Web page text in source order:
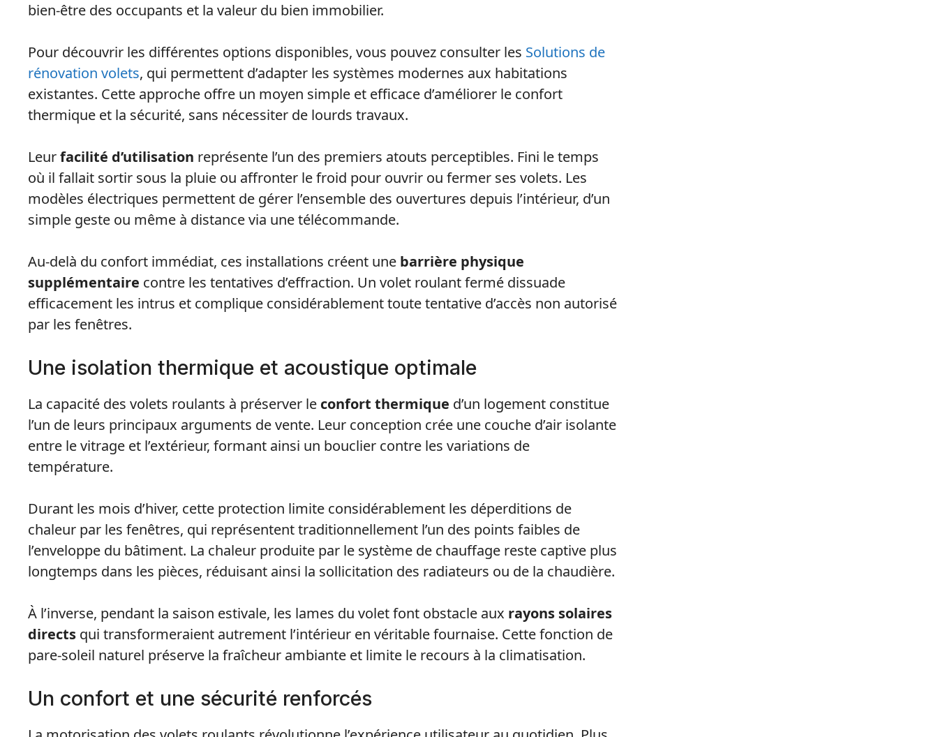
bien-être des occupants et la valeur du bien immobilier.
Pour découvrir les différentes options disponibles, vous pouvez consulter les Solutions de
rénovation volets, qui permettent d’adapter les systèmes modernes aux habitations
existantes. Cette approche offre un moyen simple et efficace d’améliorer le confort
thermique et la sécurité, sans nécessiter de lourds travaux.
Leurfacilité d’utilisation représente l’un des premiers atouts perceptibles. Fini le temps
où il fallait sortir sous la pluie ou affronter le froid pour ouvrir ou fermer ses volets. Les
modèles électriques permettent de gérer l’ensemble des ouvertures depuis l’intérieur, d’un
simple geste ou même à distance via une télécommande.
Au-delà du confort immédiat, ces installations créent une barrière physique
supplémentaire contre les tentatives d’effraction. Un volet roulant fermé dissuade
efficacement les intrus et complique considérablement toute tentative d’accès non autorisé
par les fenêtres.
Une isolation thermique et acoustique optimale
La capacité des volets roulants à préserver le confort thermique d’un logement constitue
l’un de leurs principaux arguments de vente. Leur conception crée une couche d’air isolante
entre le vitrage et l’extérieur, formant ainsi un bouclier contre les variations de
température.
Durant les mois d’hiver, cette protection limite considérablement les déperditions de
chaleur par les fenêtres, qui représentent traditionnellement l’un des points faibles de
l’enveloppe du bâtiment. La chaleur produite par le système de chauffage reste captive plus
longtemps dans les pièces, réduisant ainsi la sollicitation des radiateurs ou de la chaudière.
À l’inverse, pendant la saison estivale, les lames du volet font obstacle aux rayons solaires
directs qui transformeraient autrement l’intérieur en véritable fournaise. Cette fonction de
pare-soleil naturel préserve la fraîcheur ambiante et limite le recours à la climatisation.
Un confort et une sécurité renforcés